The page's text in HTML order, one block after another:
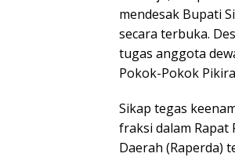
mendesak Bupati
secara terbuka.
tugas anggota
Pokok-Pokok
Sikap tegas
fraksi dalam Rapat
Daerah (Raperda)